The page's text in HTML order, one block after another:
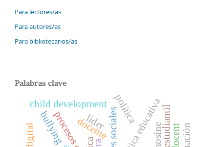
Para lectores/as
Para autores/as
Para bibliotecarios/as
Palabras clave
líder política educativa
política
child development
bullying docente